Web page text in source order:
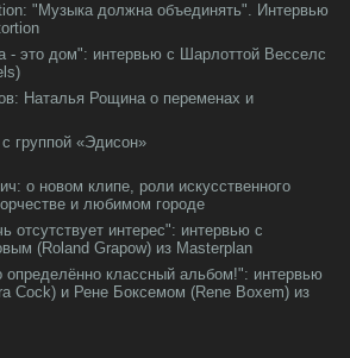
"Музыка должна объединять". Интервью
- это дом": интервью с Шарлоттой Весселс
Наталья Рощина о переменах и
группой «Эдисон»
о новом клипе, роли искусственного
и любимом городе
отсутствует интерес": интервью с
(Roland Grapow) из Masterplan
определённо классный альбом!": интервью
Cock) и Рене Боксемом (Rene Boxem) из